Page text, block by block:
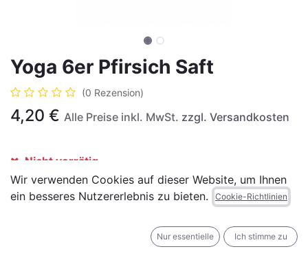
Yoga 6er Pfirsich Saft
(0 Rezension)
4,20 € Alle Preise inkl. MwSt. zzgl. Versandkosten
Nicht vorrätig
Erhalten Sie eine Benachrichtigung, wenn wieder
vorrätig
Für später speichern
Wir verwenden Cookies auf dieser Website, um Ihnen
ein besseres Nutzererlebnis zu bieten.
Cookie-Richtlinien
Nur essentielle Ich stimme zu